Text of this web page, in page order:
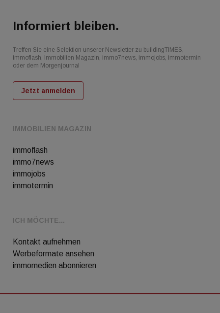
IMMOBILIEN MAGAZIN
immoflash
immo7news
immojobs
immotermin
ICH MÖCHTE...
Kontakt aufnehmen
Werbeformate ansehen
immomedien abonnieren
Informiert bleiben.
Treffen Sie eine Selektion unserer Newsletter zu buildingTIMES,
immoflash, Immobilien Magazin, immo7news, immojobs, immotermin
oder dem Morgenjournal
Jetzt anmelden